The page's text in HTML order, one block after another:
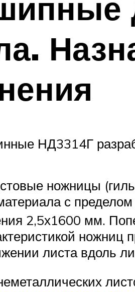
НД3314Г
ножницы
с
2,5х1600 мм.
листа вдоль